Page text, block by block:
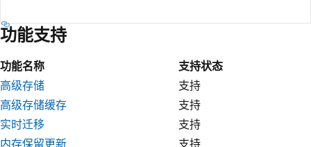
功能支持
功能名称
支持状态
高级存储
支持
高级存储缓存
支持
实时迁移
支持
内存保留更新
支持